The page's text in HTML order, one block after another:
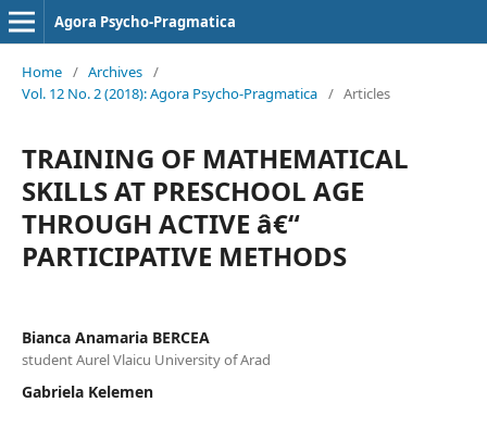
Agora Psycho-Pragmatica
Home / Archives /
Vol. 12 No. 2 (2018): Agora Psycho-Pragmatica / Articles
TRAINING OF MATHEMATICAL
SKILLS AT PRESCHOOL AGE
THROUGH ACTIVE â€“
PARTICIPATIVE METHODS
Bianca Anamaria BERCEA
student Aurel Vlaicu University of Arad
Gabriela Kelemen